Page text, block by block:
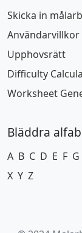
Skicka in
Användarvillkor
Upphovsrätt
Difficulty
Worksheet
Bläddra
A B C D E F G
X Y Z